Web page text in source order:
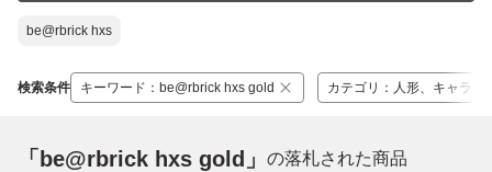
be@rbrick hxs
検索条件 キーワード ： be@rbrick hxs gold カテゴリ ： 人形、キャラク
「be@rbrick hxs gold」 の落札された商品